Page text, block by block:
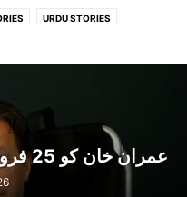
URDU STORIES
عمران خان کو 25 فروری کو ہسپتال بھیجا جائے گا